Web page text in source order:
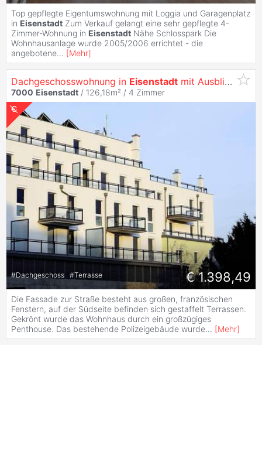
Top gepflegte Eigentumswohnung mit Loggia und Garagenplatz
in Eisenstadt Zum Verkauf gelangt eine sehr gepflegte 4-
Zimmer-Wohnung in Eisenstadt Nähe Schlosspark Die
Wohnhausanlage wurde 2005/2006 errichtet - die
angebotene... [Mehr]
Dachgeschosswohnung in Eisenstadt mit Ausblick
7000 Eisenstadt / 126,18m² / 4 Zimmer
#Dachgeschoss #Terrasse € 1.398,49
Die Fassade zur Straße besteht aus großen, französischen
Fenstern, auf der Südseite befinden sich gestaffelt Terrassen.
Gekrönt wurde das Wohnhaus durch ein großzügiges
Penthouse. Das bestehende Polizeigebäude wurde... [Mehr]